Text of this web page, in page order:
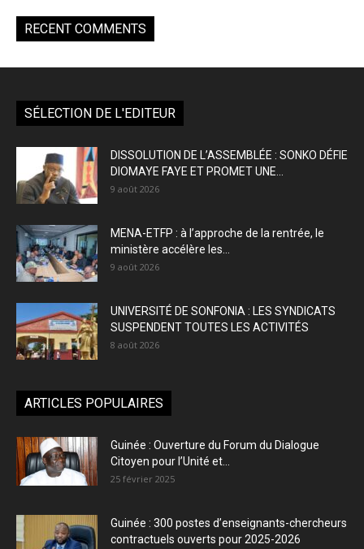
RECENT COMMENTS
SÉLECTION DE L'EDITEUR
DISSOLUTION DE L’ASSEMBLÉE : SONKO DÉFIE
DIOMAYE FAYE ET PROMET UNE...
9 août 2026
MENA-ETFP : à l’approche de la rentrée, le
ministère accélère les...
9 août 2026
UNIVERSITÉ DE SONFONIA : LES SYNDICATS
SUSPENDENT TOUTES LES ACTIVITÉS
8 août 2026
ARTICLES POPULAIRES
Guinée : Ouverture du Forum du Dialogue
Citoyen pour l’Unité et...
25 février 2025
Guinée : 300 postes d’enseignants-chercheurs
contractuels ouverts pour 2025-2026